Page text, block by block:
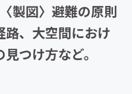
製図〉避難の原則
路、大空間におけ
つけ方など。